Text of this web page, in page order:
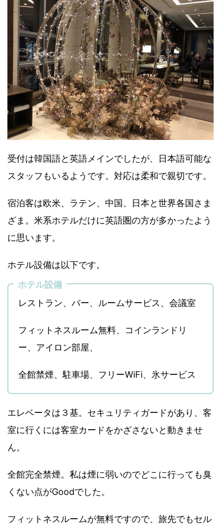
受付は韓国語と英語メインでしたが、日本語可能な
スタッフもいるようです。対応は柔和で親切です。
宿泊客は欧米、ラテン、中国、日本と世界各国さま
ざま。米系ホテルだけに英語圏の方が多かったよう
に思います。
ホテル設備は以下です。
ホテル設備
レストラン、バー、ルームサービス、会議室
フィットネスルーム無料、コインランドリ
ー、アイロン部屋、
全館禁煙、駐車場、フリーWiFi、氷サービス
エレベータは３基。セキュリティガードがあり、客
室に行くには客室カードをかざさないと動きませ
ん。
全館完全禁煙。私は煙に弱いのでどこに行っても臭
くない点がGoodでした。
フィットネスルームが無料ですので、旅先でもセル